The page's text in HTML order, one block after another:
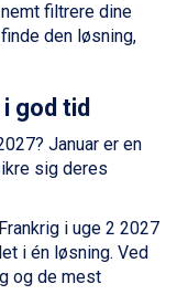
filtrere dine
den løsning,
god tid
Januar er en
sig deres
i uge 2 2027
i én løsning. Ved
og de mest